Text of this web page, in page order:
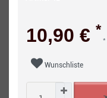
10,90 € *
*
Wunschliste